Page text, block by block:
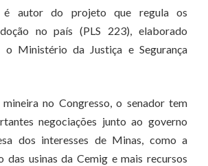
é autor do projeto que regula os
no país (PLS 223), elaborado
o Ministério da Justiça e Segurança
no Congresso, o senador tem
negociações junto ao governo
dos interesses de Minas, como a
das usinas da Cemig e mais recursos